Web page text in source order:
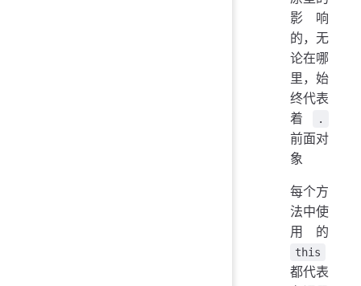
影响
的，无
论在哪
里，始
终代表
着
.
前面对
象
每个方
法中使
用的
this
都代表